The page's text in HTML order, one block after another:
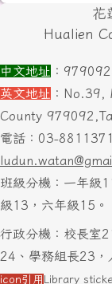
頁尾區域內容
花
Hualien
中文地址 ：
英文地址 ：No.39,
County
電話：03-
班級分機：一年級
級13，六年級15。
行政分機：校長室
24、學務組長23，
icon引用 Library